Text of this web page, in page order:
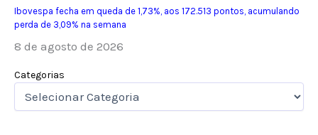
Ibovespa fecha em queda de 1,73%, aos 172.513 pontos, acumulando
perda de 3,09% na semana
8 de agosto de 2026
Categorias